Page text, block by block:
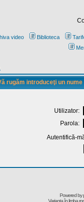
video Biblioteca
rugăm introduceţi un
Utilizator:
Parola:
Autentifică-
Powered by
Varianta în limba